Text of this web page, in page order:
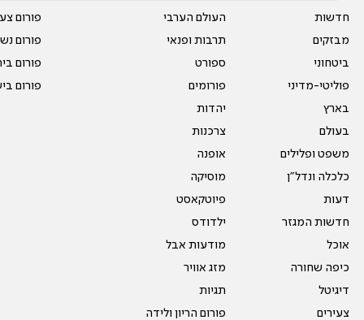
חדשות
מבזקים
ביטחוני
פוליטי-מדיני
בארץ
בעולם
משפט ופלילים
כלכלה ונדל"ן
דעות
חדשות המגזר
אוכל
כיפה שחורה
דיגיטל
צעירים
העולם הערבי
תרבות ופנאי
ספורט
פורומים
יהדות
צרכנות
אופנה
מוסיקה
פיוטקאסט
ילדודס
מודעות אבל
מזג אוויר
תגיות
פורום הריון ולידה
פורום
פורום
פורום
פורום